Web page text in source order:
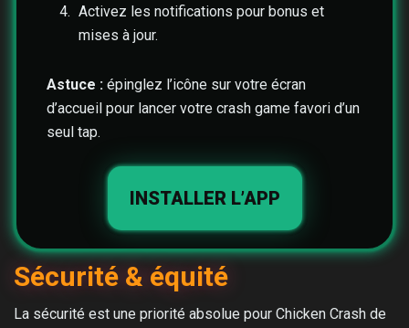
Activez les notifications pour bonus et
mises à jour.
Astuce :épinglez l’icône sur votre écran
d’accueil pour lancer votre crash game favori d’un
seul tap.
INSTALLER L’APP
Sécurité & équité
La sécurité est une priorité absolue pour Chicken Crash de